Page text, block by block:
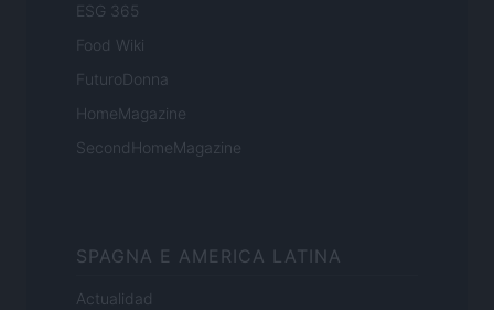
ESG 365
Food Wiki
FuturoDonna
HomeMagazine
SecondHomeMagazine
SPAGNA E AMERICA LATINA
Actualidad